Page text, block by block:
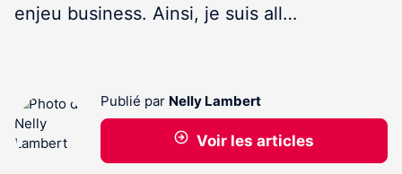
enjeu business. Ainsi, je suis all…
Publié par Nelly Lambert
Voir les articles